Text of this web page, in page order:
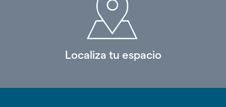
Localiza tu espacio